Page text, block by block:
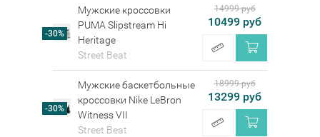
-30%
Мужские кроссовки
PUMA Slipstream Hi
Heritage
Street Beat
14999 руб
10499 руб
-30%
Мужские баскетбольные
кроссовки Nike LeBron
Witness VII
Street Beat
18999 руб
13299 руб